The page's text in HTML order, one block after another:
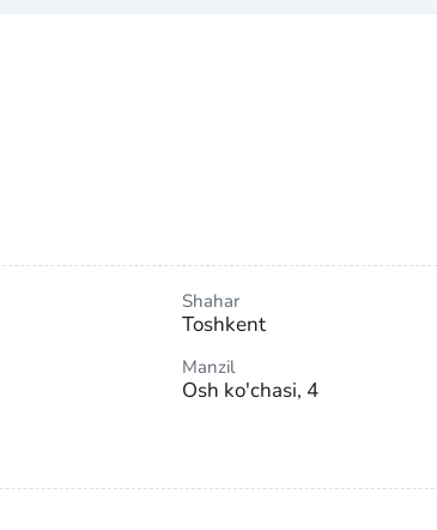
Shahar
Toshkent
Manzil
Osh ko'chasi, 4